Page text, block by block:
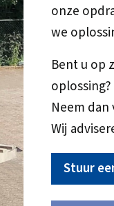
onze
we
Bent u op
oplossing?
Neem
Wij
Stuur